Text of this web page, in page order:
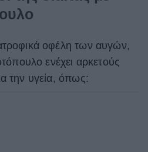
οφέλη των αυγών,
ενέχει αρκετούς
την υγεία, όπως: